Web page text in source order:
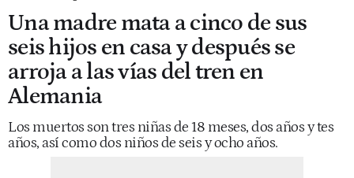
Una madre mata a cinco de sus
seis hijos en casa y después se
arroja a las vías del tren en
Alemania
Los muertos son tres niñas de 18 meses, dos años y tes
años, así como dos niños de seis y ocho años.